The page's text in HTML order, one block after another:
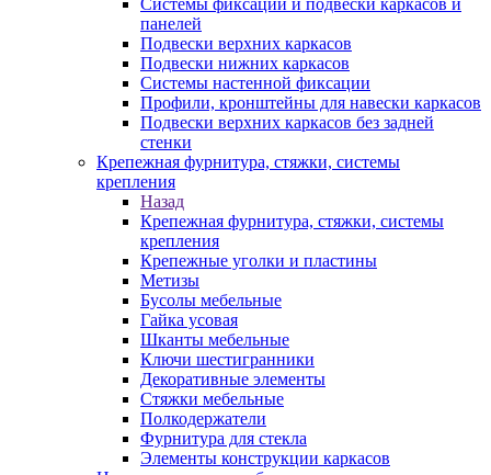
Системы фиксации и подвески каркасов и
панелей
Подвески верхних каркасов
Подвески нижних каркасов
Системы настенной фиксации
Профили, кронштейны для навески каркасов
Подвески верхних каркасов без задней
стенки
Крепежная фурнитура, стяжки, системы
крепления
Назад
Крепежная фурнитура, стяжки, системы
крепления
Крепежные уголки и пластины
Метизы
Бусолы мебельные
Гайка усовая
Шканты мебельные
Ключи шестигранники
Декоративные элементы
Стяжки мебельные
Полкодержатели
Фурнитура для стекла
Элементы конструкции каркасов